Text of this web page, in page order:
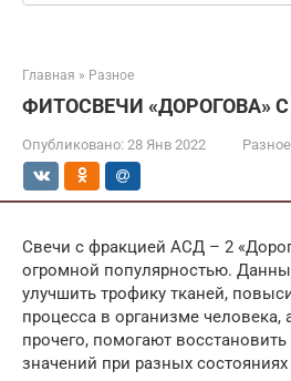
Главная » Разное
ФИТОСВЕЧИ «ДОРОГОВА»
Опубликовано: 28 Янв 2022 Разное
Свечи с фракцией АСД – 2
огромной популярностью.
улучшить трофику тканей,
процесса в организме человека,
прочего, помогают
значений при разных